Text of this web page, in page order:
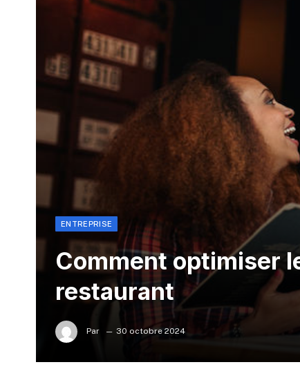
ENTREPRISE
Comment optimiser
restaurant
Par 30 octobre 2024